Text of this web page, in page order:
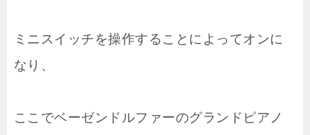
ミニスイッチを操作することによってオンに
なり、
ここでベーゼンドルファーのグランドピアノ